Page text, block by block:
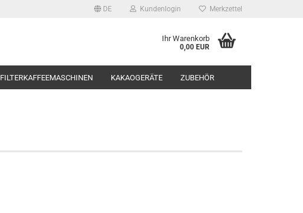
DE Kundenlogin Merkzettel
Ihr Warenkorb
0,00 EUR
FILTERKAFFEEMASCHINEN KAKAOGERÄTE ZUBEHÖR